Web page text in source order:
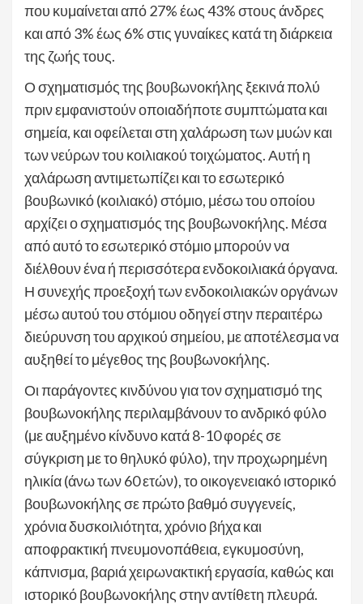
που κυμαίνεται από 27% έως 43% στους άνδρες
και από 3% έως 6% στις γυναίκες κατά τη διάρκεια
της ζωής τους.
Ο σχηματισμός της βουβωνοκήλης ξεκινά πολύ
πριν εμφανιστούν οποιαδήποτε συμπτώματα και
σημεία, και οφείλεται στη χαλάρωση των μυών και
των νεύρων του κοιλιακού τοιχώματος. Αυτή η
χαλάρωση αντιμετωπίζει και το εσωτερικό
βουβωνικό (κοιλιακό) στόμιο, μέσω του οποίου
αρχίζει ο σχηματισμός της βουβωνοκήλης. Μέσα
από αυτό το εσωτερικό στόμιο μπορούν να
διέλθουν ένα ή περισσότερα ενδοκοιλιακά όργανα.
Η συνεχής προεξοχή των ενδοκοιλιακών οργάνων
μέσω αυτού του στόμιου οδηγεί στην περαιτέρω
διεύρυνση του αρχικού σημείου, με αποτέλεσμα να
αυξηθεί το μέγεθος της βουβωνοκήλης.
Οι παράγοντες κινδύνου για τον σχηματισμό της
βουβωνοκήλης περιλαμβάνουν το ανδρικό φύλο
(με αυξημένο κίνδυνο κατά 8-10 φορές σε
σύγκριση με το θηλυκό φύλο), την προχωρημένη
ηλικία (άνω των 60 ετών), το οικογενειακό ιστορικό
βουβωνοκήλης σε πρώτο βαθμό συγγενείς,
χρόνια δυσκοιλιότητα, χρόνιο βήχα και
αποφρακτική πνευμονοπάθεια, εγκυμοσύνη,
κάπνισμα, βαριά χειρωνακτική εργασία, καθώς και
ιστορικό βουβωνοκήλης στην αντίθετη πλευρά.